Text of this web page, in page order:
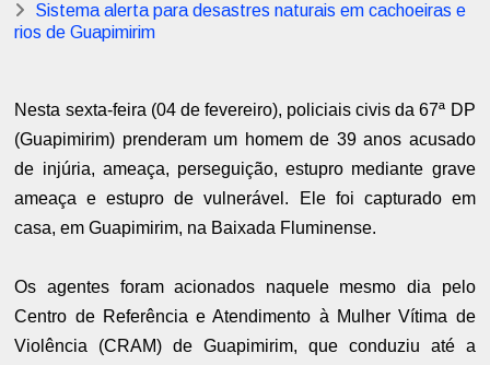
Sistema alerta para desastres naturais em cachoeiras e
rios de Guapimirim
Nesta sexta-feira (04 de fevereiro), policiais civis da 67ª DP
(Guapimirim) prenderam um homem de 39 anos acusado
de injúria, ameaça, perseguição, estupro mediante grave
ameaça e estupro de vulnerável. Ele foi capturado em
casa, em Guapimirim, na Baixada Fluminense.
Os agentes foram acionados naquele mesmo dia pelo
Centro de Referência e Atendimento à Mulher Vítima de
Violência (CRAM) de Guapimirim, que conduziu até a